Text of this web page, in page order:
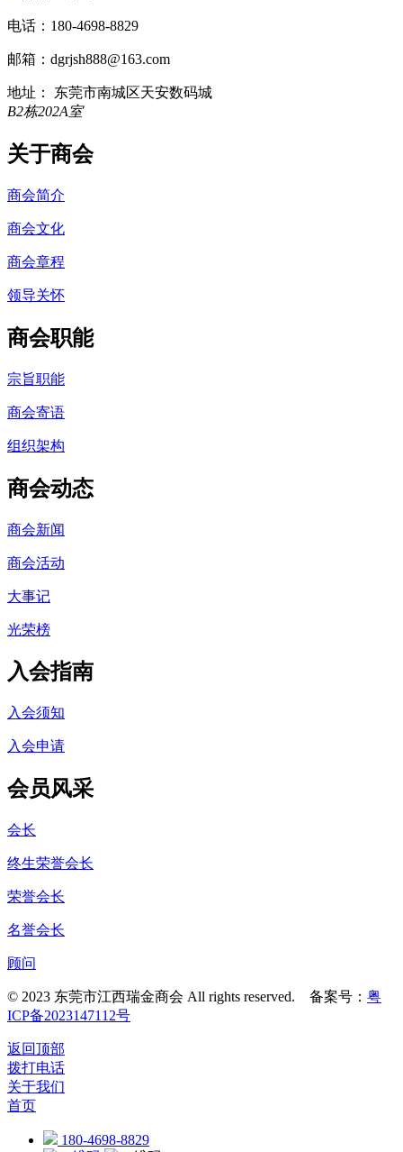
电话：180-4698-8829
邮箱：dgrjsh888@163.com
地址： 东莞市南城区天安数码城
B2栋202A室
关于商会
商会简介
商会文化
商会章程
领导关怀
商会职能
宗旨职能
商会寄语
组织架构
商会动态
商会新闻
商会活动
大事记
光荣榜
入会指南
入会须知
入会申请
会员风采
会长
终生荣誉会长
荣誉会长
名誉会长
顾问
© 2023 东莞市江西瑞金商会 All rights reserved. 备案号： 粤
ICP备2023147112号
返回顶部
拨打电话
关于我们
首页
180-4698-8829